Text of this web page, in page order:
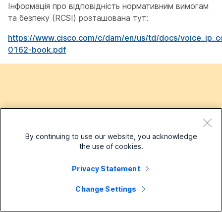
Інформація про відповідність нормативним вимогам
та безпеку (RCSI) розташована тут:
https://www.cisco.com/c/dam/en/us/td/docs/
0162-book.pdf
Чи була ця стаття корисною?
Так, дякую! Не дуже
By continuing to use our website, you acknowledge
the use of cookies.
Privacy Statement
Change Settings